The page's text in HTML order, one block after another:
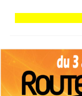
Technologies
Conseils
Tendances